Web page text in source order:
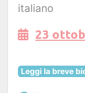
italiano
23
Leggi la breve